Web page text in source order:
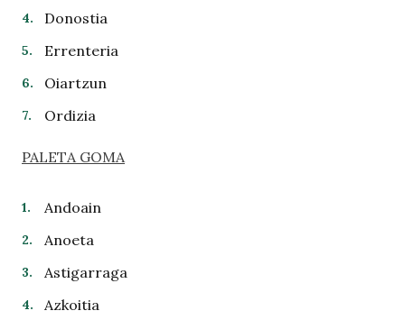
Donostia
Errenteria
Oiartzun
Ordizia
PALETA GOMA
Andoain
Anoeta
Astigarraga
Azkoitia